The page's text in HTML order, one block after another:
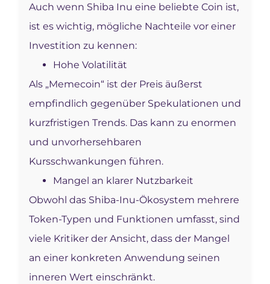
Auch wenn Shiba Inu eine beliebte Coin ist,
ist es wichtig, mögliche Nachteile vor einer
Investition zu kennen:
Hohe Volatilität
Als „Memecoin“ ist der Preis äußerst
empfindlich gegenüber Spekulationen und
kurzfristigen Trends. Das kann zu enormen
und unvorhersehbaren
Kursschwankungen führen.
Mangel an klarer Nutzbarkeit
Obwohl das Shiba-Inu-Ökosystem mehrere
Token-Typen und Funktionen umfasst, sind
viele Kritiker der Ansicht, dass der Mangel
an einer konkreten Anwendung seinen
inneren Wert einschränkt.